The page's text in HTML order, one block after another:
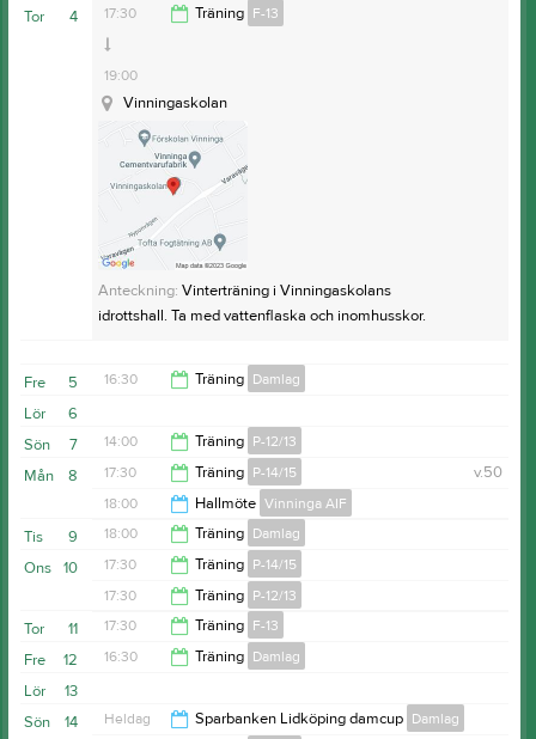
19:00
19:00
4
Tor 17:30 Träning F-13
19:00
Vinningaskolan
Anteckning: Vinterträning i Vinningaskolans
idrottshall. Ta med vattenflaska och inomhusskor.
5
Fre 16:30 Träning Damlag
18:00
6
Lör
7
Sön 14:00 Träning P-12/13
15:30
8
Mån v.50
17:30 Träning P-14/15
18:30
18:00 Hallmöte Vinninga AIF
21:00
9
Tis 18:00 Träning Damlag
19:30
10
Ons 17:30 Träning P-14/15
19:00
17:30 Träning P-12/13
19:00
11
Tor 17:30 Träning F-13
12
Fre 16:30 Träning Damlag
18:00
13
Lör
14
Sön Heldag Sparbanken Lidköping damcup Damlag